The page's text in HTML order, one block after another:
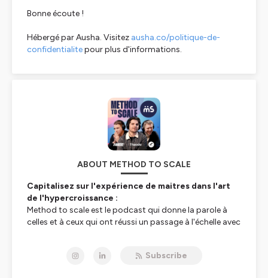
Bonne écoute !
Hébergé par Ausha. Visitez ausha.co/politique-de-
confidentialitepour plus d'informations.
ABOUT METHOD TO SCALE
Capitalisez sur l'expérience de maitres dans l'art
de l'hypercroissance :
Method to scale est le podcast qui donne la parole à
celles et à ceux qui ont réussi un passage à l'échelle avec
Au cours d'échanges à quatre voix, Julien Laure, Partner
Subscribe